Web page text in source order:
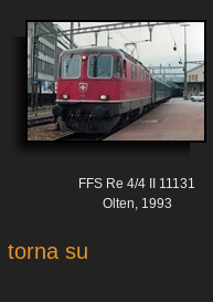
FFS Re 4/4 II 11131
Olten, 1993
torna su